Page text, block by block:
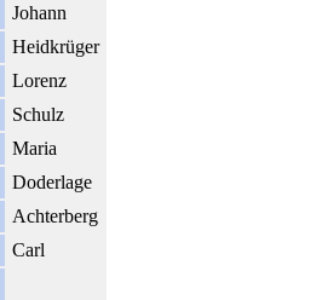
Johann
Heidkrüger
Lorenz
Schulz
Maria
Doderlage
Achterberg
Carl